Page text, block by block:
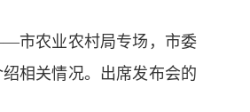
市农业农村局专场，市委
相关情况。出席发布会的